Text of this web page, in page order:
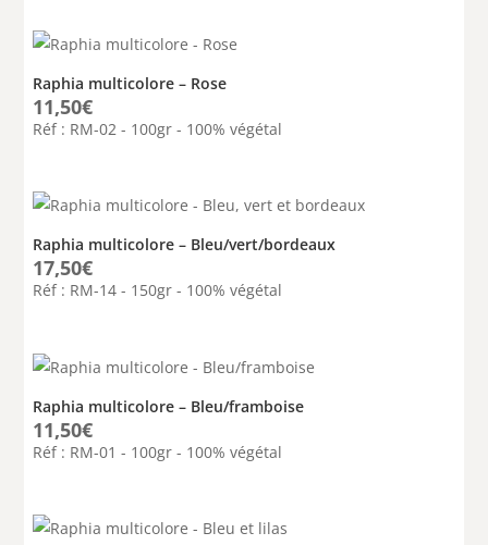
Raphia multicolore – Rose
11,50€
Réf : RM-02 - 100gr - 100% végétal
Raphia multicolore – Bleu/vert/bordeaux
17,50€
Réf : RM-14 - 150gr - 100% végétal
Raphia multicolore – Bleu/framboise
11,50€
Réf : RM-01 - 100gr - 100% végétal